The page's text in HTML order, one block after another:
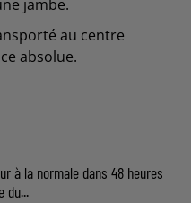
jambe.
au centre
absolue.
à la normale dans 48 heures
du...